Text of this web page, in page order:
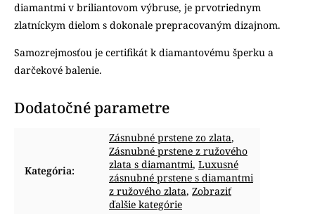
diamantmi v briliantovom výbruse, je prvotriednym
zlatníckym dielom s dokonale prepracovaným dizajnom.
Samozrejmosťou je certifikát k diamantovému šperku a
darčekové balenie.
Dodatočné parametre
Kategória:
Zásnubné prstene zo zlata,
Zásnubné prstene z ružového
zlata s diamantmi, Luxusné
zásnubné prstene s diamantmi
z ružového zlata, Zobraziť
ďalšie kategórie